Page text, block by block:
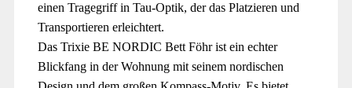
einen Tragegriff in Tau-Optik, der das Platzieren und
Transportieren erleichtert.
Das Trixie BE NORDIC Bett Föhr ist ein echter
Blickfang in der Wohnung mit seinem nordischen